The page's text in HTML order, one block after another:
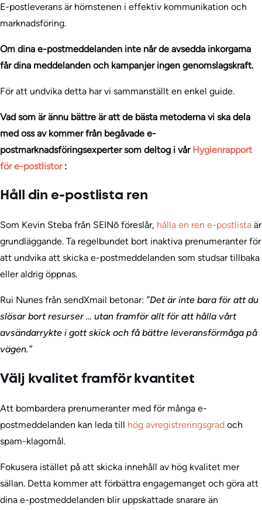
E-postleverans är hörnstenen i effektiv kommunikation och
marknadsföring.
Om dina e-postmeddelanden inte når de avsedda inkorgarna
får dina meddelanden och kampanjer ingen genomslagskraft.
För att undvika detta har vi sammanställt en enkel guide.
Vad som är ännu bättre är att de bästa metoderna vi ska dela
med oss av kommer från begåvade e-
postmarknadsföringsexperter som deltog i vår Hygienrapport
för e-postlistor :
Håll din e-postlista ren
Som Kevin Steba från SEINō föreslår, hålla en ren e-postlista är
grundläggande. Ta regelbundet bort inaktiva prenumeranter för
att undvika att skicka e-postmeddelanden som studsar tillbaka
eller aldrig öppnas.
Rui Nunes från sendXmail betonar: ”Det är inte bara för att du
slösar bort resurser … utan framför allt för att hålla vårt
avsändarrykte i gott skick och få bättre leveransförmåga på
vägen.”
Välj kvalitet framför kvantitet
Att bombardera prenumeranter med för många e-
postmeddelanden kan leda till hög avregistreringsgrad och
spam-klagomål.
Fokusera istället på att skicka innehåll av hög kvalitet mer
sällan. Detta kommer att förbättra engagemanget och göra att
dina e-postmeddelanden blir uppskattade snarare än